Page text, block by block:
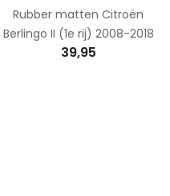
Rubber matten Citroën
Berlingo II (1e rij) 2008-2018
39,95